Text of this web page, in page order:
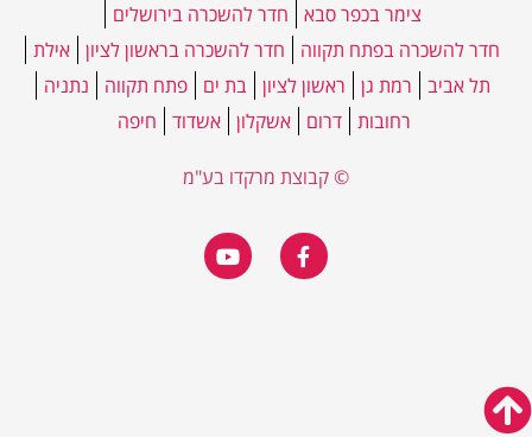
צימר בכפר סבא
חדר להשכרה בירושלים
חדר להשכרה בפתח תקווה
חדר להשכרה בראשון לציון אילת
תל אביב
רמת גן ראשון לציון בת ים פתח תקווה
נתניה
רחובות
דרום אשקלון אשדוד חיפה
© קבוצת מרקדו בע"מ